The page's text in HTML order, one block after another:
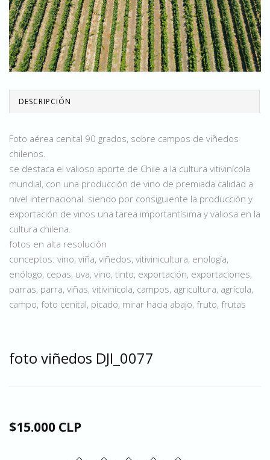
DESCRIPCIÓN
Foto aérea cenital 90 grados, sobre campos de viñedos
chilenos.
se destaca el valioso aporte de Chile a la cultura vitivinícola
mundial, con una producción de vino de premiada calidad a
nivel internacional. siendo por consiguiente la producción y
exportación de vinos una tarea importantísima y valiosa en la
cultura chilena.
fotos en alta resolución
conceptos: vino, viña, viñedos, vitivinicultura, enología,
enólogo, cepas, uva, vino, tinto, exportación, exportaciones,
parras, parra, viñas, vitivinícola, campos, agricultura, agrícola,
campo, foto cenital, picado, mirar hacia abajo, fruto, frutas
foto viñedos DJI_0077
$15.000 CLP